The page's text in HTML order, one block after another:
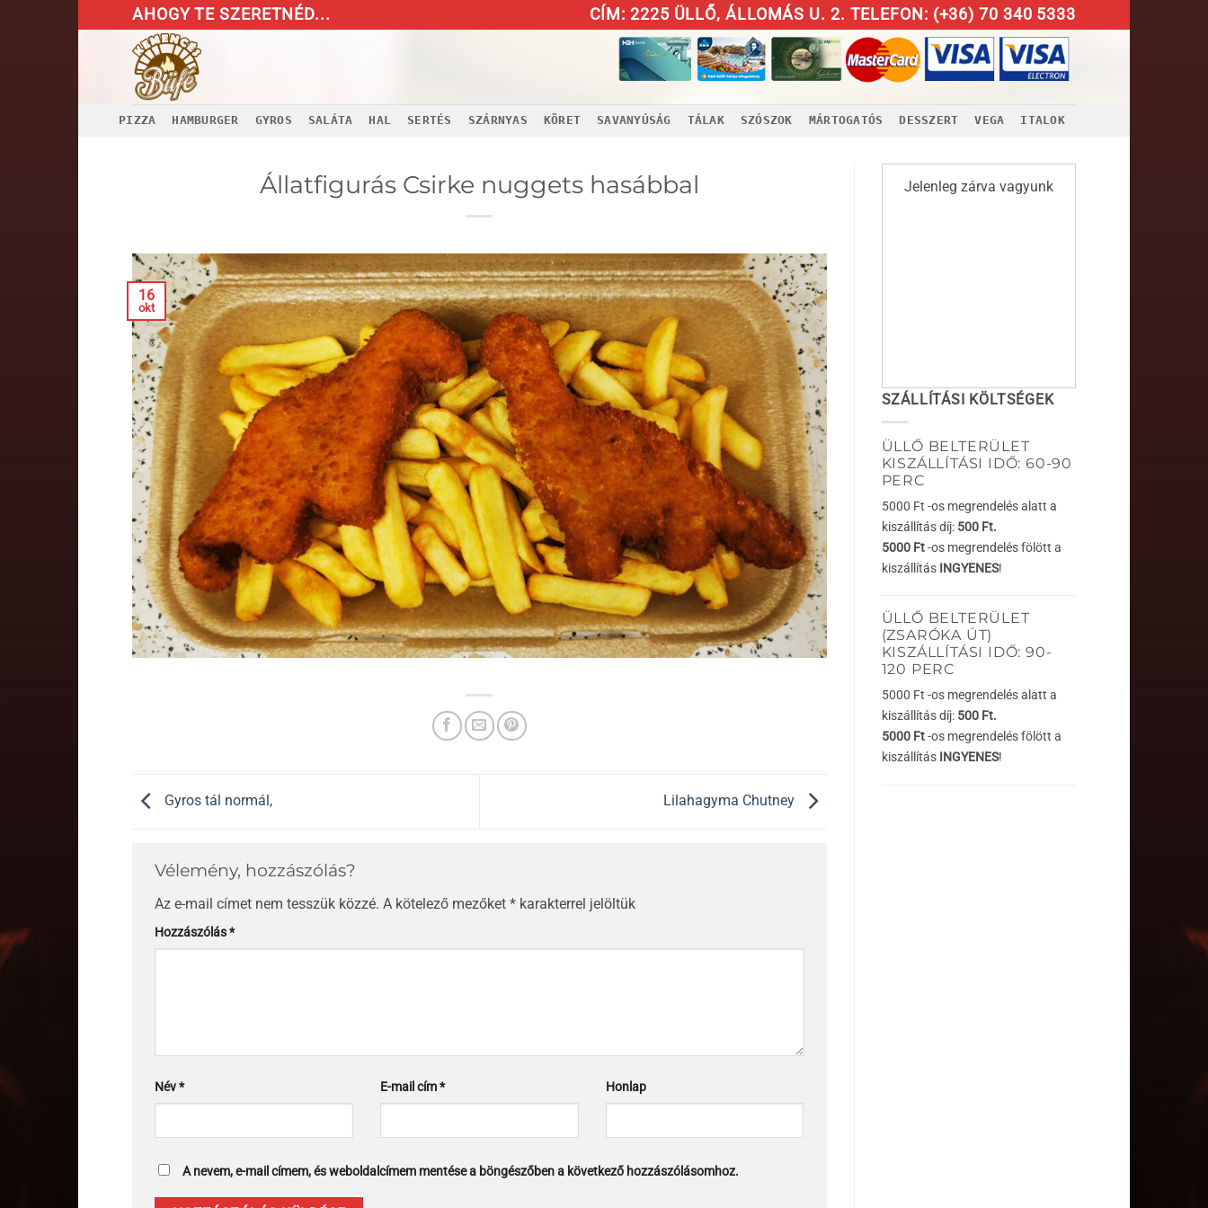
to
AHOGY TE SZERETNÉD... CÍM: 2225 ÜLLŐ, ÁLLOMÁS U. 2. TELEFON: (+36) 70 340 5333
PIZZA HAMBURGER GYROS SALÁTA HAL SERTÉS SZÁRNYAS KÖRET SAVANYÚSÁG TÁLAK SZÓSZOK MÁRTOGATÓS DESSZERT VEGA ITALOK
Állatfigurás Csirke nuggets hasábbal
16
okt
Gyros tál normál, Lilahagyma Chutney
Vélemény, hozzászólás?
Az e-mail címet nem tesszük közzé. A kötelező mezőket * karakterrel jelöltük
Hozzászólás*
Név* E-mail cím* Honlap
A nevem, e-mail címem, és weboldalcímem mentése a böngészőben a következő hozzászólásomhoz.
Jelenleg zárva vagyunk
SZÁLLÍTÁSI KÖLTSÉGEK
ÜLLŐ BELTERÜLET
KISZÁLLÍTÁSI IDŐ: 60-90
PERC
5000 Ft -os megrendelés alatt a
kiszállítás díj: 500 Ft.
5000 Ft-os megrendelés fölött a
kiszállítás INGYENES!
ÜLLŐ BELTERÜLET
(ZSARÓKA ÚT)
KISZÁLLÍTÁSI IDŐ: 90-
120 PERC
5000 Ft -os megrendelés alatt a
kiszállítás díj: 500 Ft.
5000 Ft-os megrendelés fölött a
kiszállítás INGYENES!